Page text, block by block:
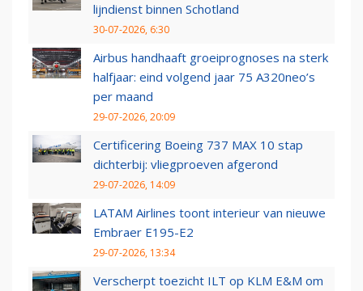
lijndienst binnen Schotland
30-07-2026, 6:30
Airbus handhaaft groeiprognoses na sterk
halfjaar: eind volgend jaar 75 A320neo’s
per maand
29-07-2026, 20:09
Certificering Boeing 737 MAX 10 stap
dichterbij: vliegproeven afgerond
29-07-2026, 14:09
LATAM Airlines toont interieur van nieuwe
Embraer E195-E2
29-07-2026, 13:34
Verscherpt toezicht ILT op KLM E&M om